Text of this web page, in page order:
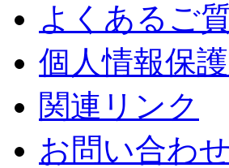
よくあるご
個人情報保
関連リンク
お問い合わせ